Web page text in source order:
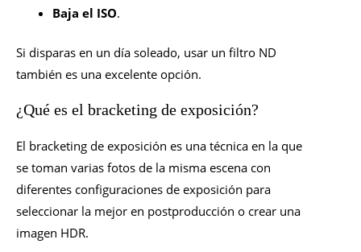
Baja el ISO.
Si disparas en un día soleado, usar un filtro ND
también es una excelente opción.
¿Qué es el bracketing de exposición?
El bracketing de exposición es una técnica en la que
se toman varias fotos de la misma escena con
diferentes configuraciones de exposición para
seleccionar la mejor en postproducción o crear una
imagen HDR.